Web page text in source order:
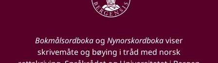
Bokmålsordbokaog Nynorskordbokaviser
skrivemåte og bøying i tråd med norsk